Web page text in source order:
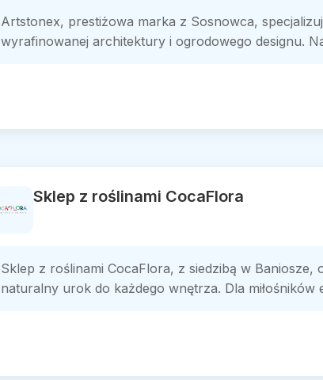
Artstonex, prestiżowa marka z Sosnowca,
wyrafinowanej architektury i ogrodowego designu.
Sklep z roślinami CocaFlora
Sklep z roślinami CocaFlora, z siedzibą w
naturalny urok do każdego wnętrza. Dla miłośników